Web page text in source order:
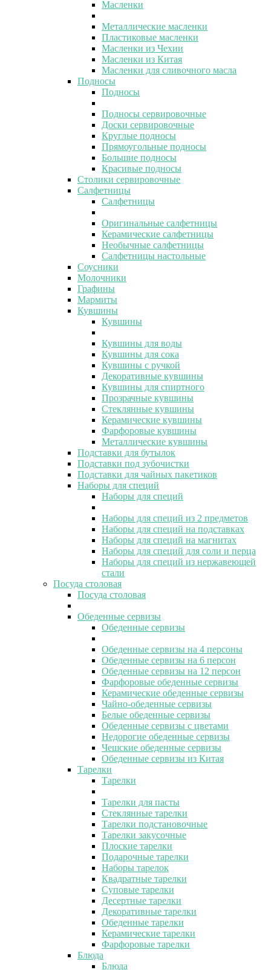
Масленки
Металлические масленки
Пластиковые масленки
Масленки из Чехии
Масленки из Китая
Масленки для сливочного масла
Подносы
Подносы
Подносы сервировочные
Доски сервировочные
Круглые подносы
Прямоугольные подносы
Большие подносы
Красивые подносы
Столики сервировочные
Салфетницы
Салфетницы
Оригинальные салфетницы
Керамические салфетницы
Необычные салфетницы
Салфетницы настольные
Соусники
Молочники
Графины
Мармиты
Кувшины
Кувшины
Кувшины для воды
Кувшины для сока
Кувшины с ручкой
Декоративные кувшины
Кувшины для спиртного
Прозрачные кувшины
Стеклянные кувшины
Керамические кувшины
Фарфоровые кувшины
Металлические кувшины
Подставки для бутылок
Подставки под зубочистки
Подставки для чайных пакетиков
Наборы для специй
Наборы для специй
Наборы для специй из 2 предметов
Наборы для специй на подставках
Наборы для специй на магнитах
Наборы для специй для соли и перца
Наборы для специй из нержавеющей
стали
Посуда столовая
Посуда столовая
Обеденные сервизы
Обеденные сервизы
Обеденные сервизы на 4 персоны
Обеденные сервизы на 6 персон
Обеденные сервизы на 12 персон
Фарфоровые обеденные сервизы
Керамические обеденные сервизы
Чайно-обеденные сервизы
Белые обеденные сервизы
Обеденные сервизы с цветами
Недорогие обеденные сервизы
Чешские обеденные сервизы
Обеденные сервизы из Китая
Тарелки
Тарелки
Тарелки для пасты
Стеклянные тарелки
Тарелки подстановочные
Тарелки закусочные
Плоские тарелки
Подарочные тарелки
Наборы тарелок
Квадратные тарелки
Суповые тарелки
Десертные тарелки
Декоративные тарелки
Обеденные тарелки
Керамические тарелки
Фарфоровые тарелки
Блюда
Блюда